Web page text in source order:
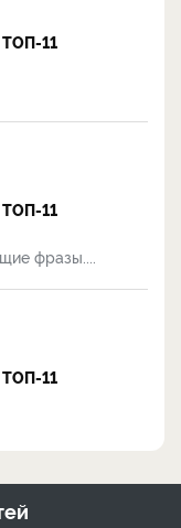
ТОП-11
ТОП-11
фразы....
ТОП-11